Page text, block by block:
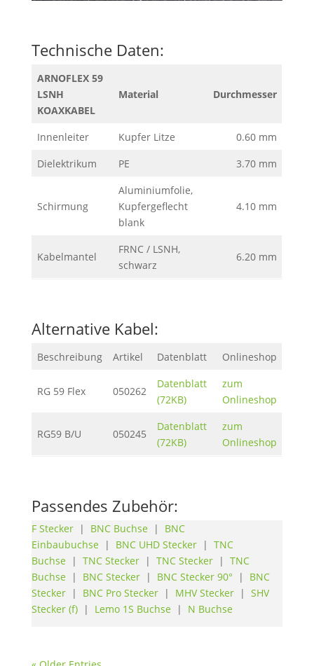
Technische Daten:
ARNOFLEX 59
LSNH
KOAXKABEL
Material Durchmesser
Innenleiter Kupfer Litze
0.60 mm
Dielektrikum
PE 3.70 mm
Schirmung
Aluminiumfolie,
Kupfergeflecht
blank
4.10 mm
Kabelmantel
FRNC / LSNH,
schwarz
6.20 mm
Alternative Kabel:
Beschreibung Artikel Datenblatt Onlineshop
RG 59 Flex 050262
Datenblatt
(72KB)
zum
Onlineshop
RG59 B/U 050245
Datenblatt
(72KB)
zum
Onlineshop
Passendes Zubehör:
F Stecker| BNC Buchse | BNC
Einbaubuchse | BNC UHD Stecker| TNC
Buchse | TNC Stecker| TNC Stecker| TNC
Buchse | BNC Stecker| BNC Stecker 90° | BNC
Stecker| BNC Pro Stecker| MHV Stecker| SHV
Stecker (f)| Lemo 1S Buchse | N Buchse